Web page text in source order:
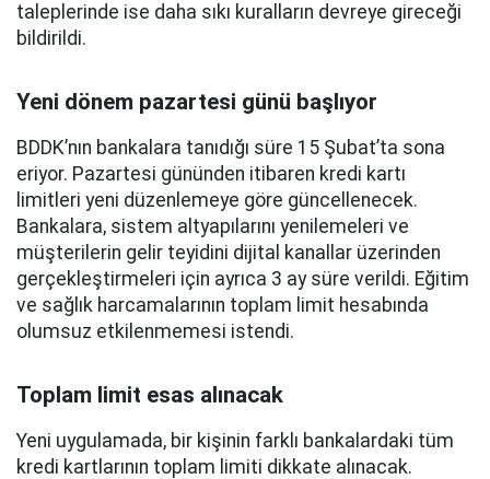
taleplerinde ise daha sıkı kuralların devreye gireceği
bildirildi.
Yeni dönem pazartesi günü başlıyor
BDDK’nın bankalara tanıdığı süre 15 Şubat’ta sona
eriyor. Pazartesi gününden itibaren kredi kartı
limitleri yeni düzenlemeye göre güncellenecek.
Bankalara, sistem altyapılarını yenilemeleri ve
müşterilerin gelir teyidini dijital kanallar üzerinden
gerçekleştirmeleri için ayrıca 3 ay süre verildi. Eğitim
ve sağlık harcamalarının toplam limit hesabında
olumsuz etkilenmemesi istendi.
Toplam limit esas alınacak
Yeni uygulamada, bir kişinin farklı bankalardaki tüm
kredi kartlarının toplam limiti dikkate alınacak.